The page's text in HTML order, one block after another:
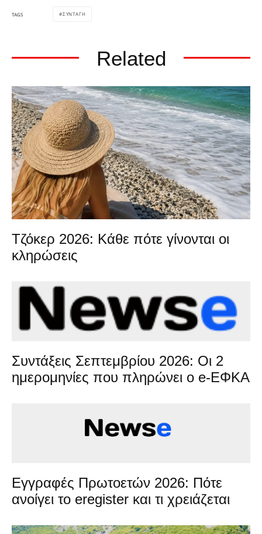
TAGS ΣΥΝΤΑΓΗ
Related
Τζόκερ 2026: Κάθε πότε γίνονται οι
κληρώσεις
Συντάξεις Σεπτεμβρίου 2026: Οι 2
ημερομηνίες που πληρώνει ο e-ΕΦΚΑ
Εγγραφές Πρωτοετών 2026: Πότε
ανοίγει το eregister και τι χρειάζεται